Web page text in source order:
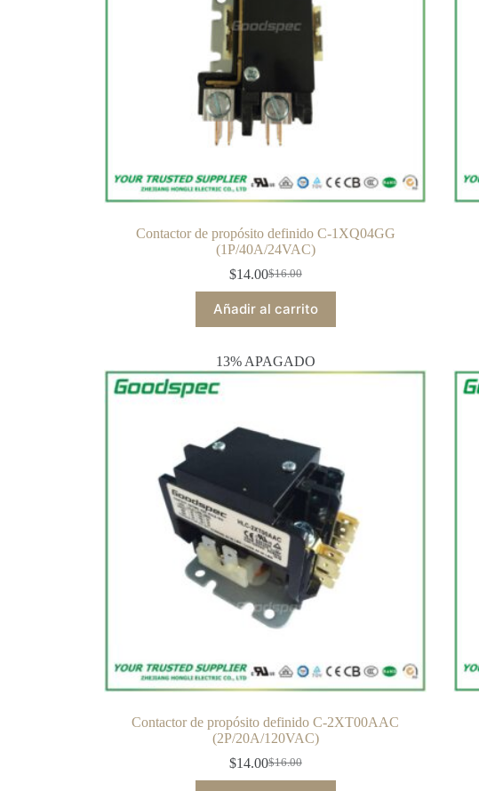
Contactor de propósito definido C-1XQ04GG
(1P/40A/24VAC)
$16.00
$14.00
Añadir al carrito
13% APAGADO
Contactor de propósito definido C-2XT00AAC
(2P/20A/120VAC)
$16.00
$14.00